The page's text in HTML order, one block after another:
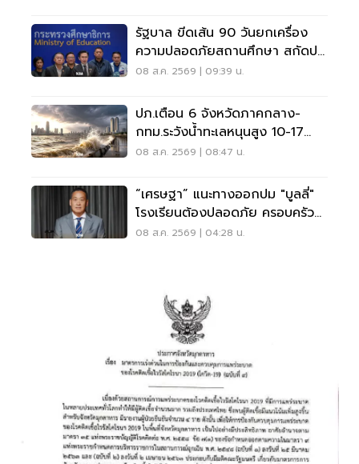
รัฐบาล ขีดเส้น 90 วันยกเครื่อง
ความปลอดภัยสถานศึกษา สกัดปม
บูลลี่
08 ส.ค. 2569 | 09:39 น.
ปภ.เตือน 6 จังหวัดภาคกลาง-
กทม.ระวังน้ำทะเลหนุนสูง 10-17
ส.ค.69
08 ส.ค. 2569 | 08:47 น.
“เศรษฐา” แนะทางออกปม "บูลลี่"
โรงเรียนต้องปลอดภัย ครอบครัว
ต้องรับฟัง
08 ส.ค. 2569 | 04:28 น.